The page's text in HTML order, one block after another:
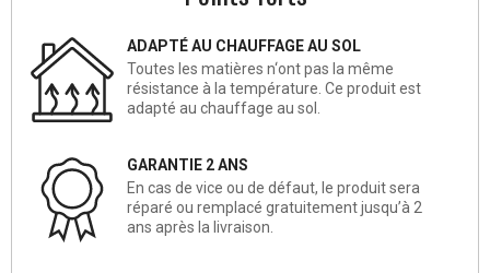
ADAPTÉ AU CHAUFFAGE AU SOL
Toutes les matières n‘ont pas la même
résistance à la température. Ce produit est
adapté au chauffage au sol.
GARANTIE 2 ANS
En cas de vice ou de défaut, le produit sera
réparé ou remplacé gratuitement jusqu’à 2
ans après la livraison.